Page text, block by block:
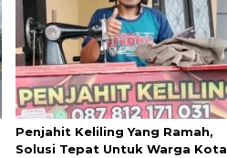
Penjahit Keliling Yang Ramah,
Solusi Tepat Untuk Warga Kota